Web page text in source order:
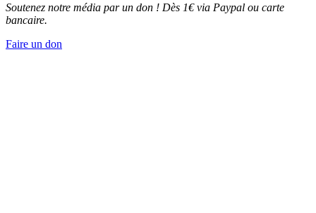
Soutenez notre média par un don ! Dès 1€ via Paypal ou carte
bancaire.
Faire un don